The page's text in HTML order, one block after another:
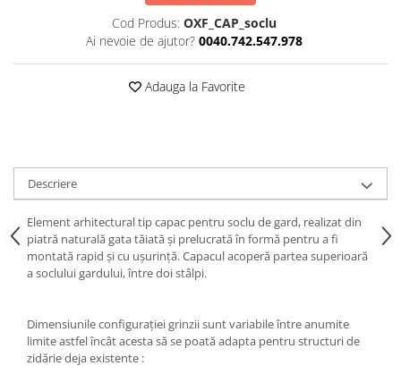
Cod Produs: OXF_CAP_soclu
Ai nevoie de ajutor? 0040.742.547.978
Adauga la Favorite
Descriere
Element arhitectural tip capac pentru soclu de gard, realizat din
piatră naturală gata tăiată și prelucrată în formă pentru a fi
montată rapid și cu ușurință. Capacul acoperă partea superioară
a soclului gardului, între doi stâlpi.
Dimensiunile configurației grinzii sunt variabile între anumite
limite astfel încât acesta să se poată adapta pentru structuri de
zidărie deja existente :